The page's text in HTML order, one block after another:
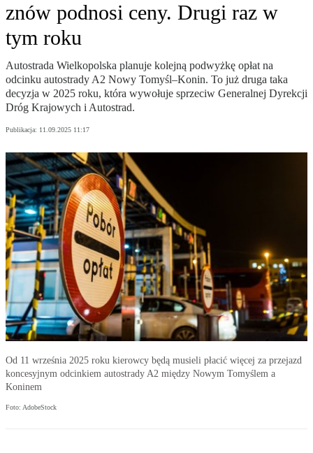
znów podnosi ceny. Drugi raz w
tym roku
Autostrada Wielkopolska planuje kolejną podwyżkę opłat na
odcinku autostrady A2 Nowy Tomyśl–Konin. To już druga taka
decyzja w 2025 roku, która wywołuje sprzeciw Generalnej Dyrekcji
Dróg Krajowych i Autostrad.
Publikacja: 11.09.2025 11:17
Od 11 września 2025 roku kierowcy będą musieli płacić więcej za przejazd
koncesyjnym odcinkiem autostrady A2 między Nowym Tomyślem a
Koninem
Foto: AdobeStock